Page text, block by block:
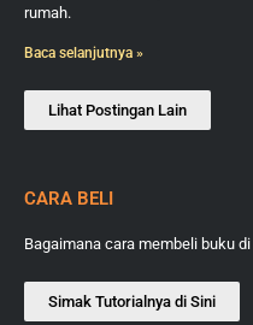
rumah.
Baca selanjutnya »
Lihat Postingan Lain
CARA BELI
Bagaimana cara membeli buku
Simak Tutorialnya di Sini